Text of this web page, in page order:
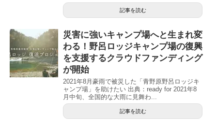
記事を読む
災害に強いキャンプ場へと生まれ変
わる！野呂ロッジキャンプ場の復興
を支援するクラウドファンディング
が開始
2021年8月豪雨で被災した「青野原野呂ロッジキ
ャンプ場」を助けたい 出典：ready for 2021年8
月中旬、全国的な大雨に見舞わ...
記事を読む